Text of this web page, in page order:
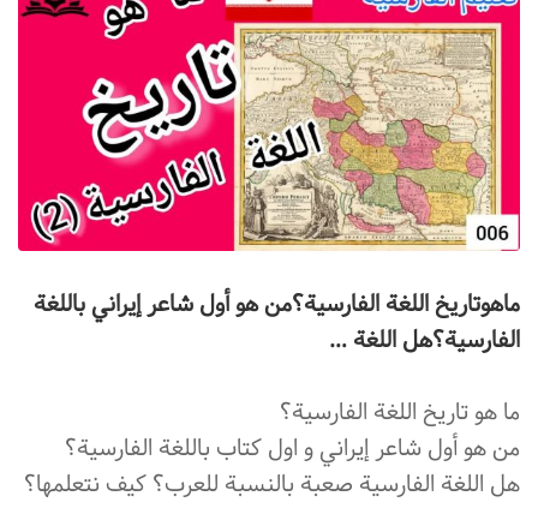
ماهوتاريخ اللغة الفارسية؟من هو أول شاعر إيراني باللغة
الفارسية؟هل اللغة …
ما هو تاريخ اللغة الفارسية؟
من هو أول شاعر إيراني و اول کتاب باللغة الفارسية؟
هل اللغة الفارسیة صعبة بالنسبة للعرب؟ کیف نتعلمها؟